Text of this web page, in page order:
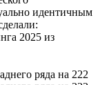
идентичным
2025 из
ряда на 222